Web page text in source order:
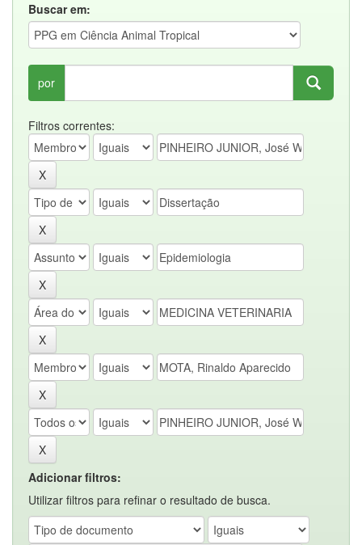
Buscar em:
por
Filtros correntes:
Adicionar filtros:
Utilizar filtros para refinar o resultado de busca.